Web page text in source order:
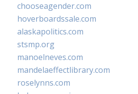
chooseagender.com
hoverboardssale.com
alaskapolitics.com
stsmp.org
manoelneves.com
mandelaeffectlibrary.com
roselynns.com